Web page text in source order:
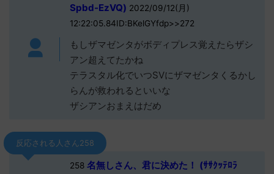
Spbd-EzVQ) 2022/09/12(月)
12:22:05.84ID:BKelGYfdp>>272
もしザマゼンタがボディプレス覚えたらザシ
アン超えてたかね
テラスタル化でいつSVにザマゼンタくるかし
らんが救われるといいな
ザシアンおまえはだめ
反応される人さん258
258名無しさん、君に決めた！ (ｻｻｸｯﾃﾛﾗ